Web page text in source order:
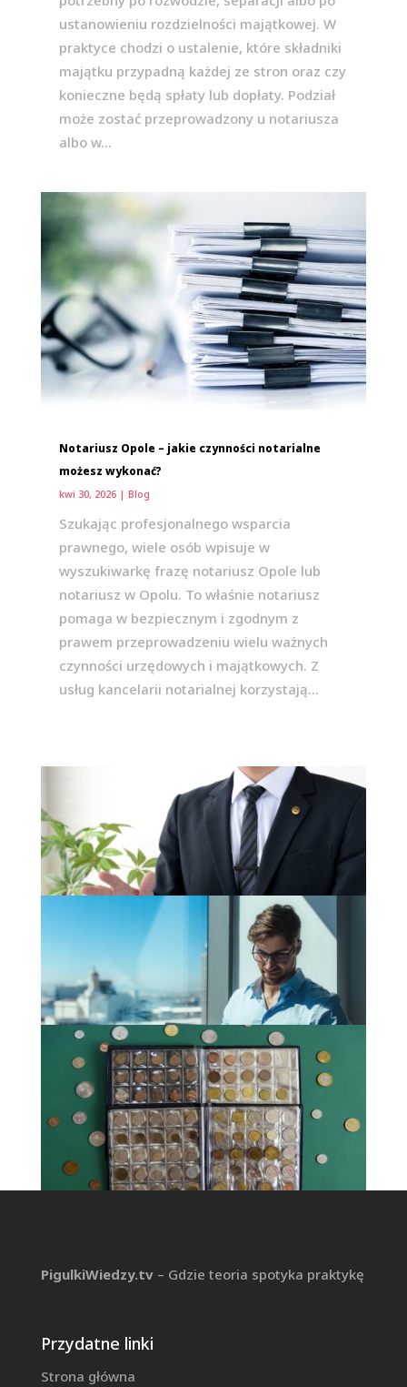
ustanowieniu rozdzielności majątkowej. W
praktyce chodzi o ustalenie, które składniki
majątku przypadną każdej ze stron oraz czy
konieczne będą spłaty lub dopłaty. Podział
może zostać przeprowadzony u notariusza
albo w...
Notariusz Opole – jakie czynności notarialne
możesz wykonać?
kwi 30, 2026| Blog
Szukając profesjonalnego wsparcia
prawnego, wiele osób wpisuje w
wyszukiwarkę frazę notariusz Opole lub
notariusz w Opolu. To właśnie notariusz
pomaga w bezpiecznym i zgodnym z
prawem przeprowadzeniu wielu ważnych
czynności urzędowych i majątkowych. Z
usług kancelarii notarialnej korzystają...
Dlaczego każda firma powinna
korzystać z obsługi prawnej i jakie
usługi obejmuje?
kwi 28, 2026|Prawo w biznesie
Outsourcing kadr – jak ten model może
usprawnić zarządzanie personelem?
kwi 28, 2026|Prawo w biznesie
przeoczyć wartościowego
PigulkiWiedzy.tv– Gdzie teoria spotyka praktykę
Przydatne linki
Strona główna